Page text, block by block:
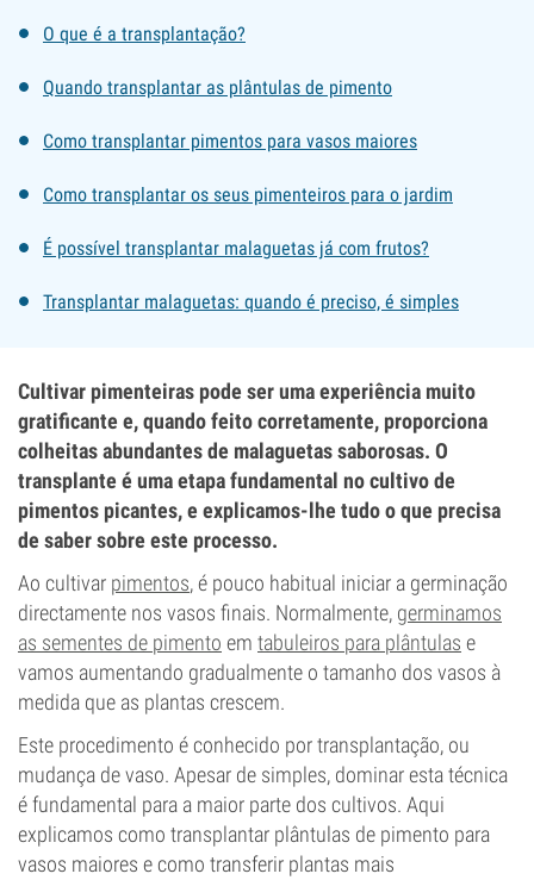
O que é a transplantação?
Quando transplantar as plântulas de pimento
Como transplantar pimentos para vasos maiores
Como transplantar os seus pimenteiros para o jardim
É possível transplantar malaguetas já com frutos?
Transplantar malaguetas: quando é preciso, é simples
Cultivar pimenteiras pode ser uma experiência muito
gratificante e, quando feito corretamente, proporciona
colheitas abundantes de malaguetas saborosas. O
transplante é uma etapa fundamental no cultivo de
pimentos picantes, e explicamos-lhe tudo o que precisa
de saber sobre este processo.
Ao cultivar pimentos, é pouco habitual iniciar a germinação
directamente nos vasos finais. Normalmente, germinamos
as sementes de pimento em tabuleiros para plântulas e
vamos aumentando gradualmente o tamanho dos vasos à
medida que as plantas crescem.
Este procedimento é conhecido por transplantação, ou
mudança de vaso. Apesar de simples, dominar esta técnica
é fundamental para a maior parte dos cultivos. Aqui
explicamos como transplantar plântulas de pimento para
vasos maiores e como transferir plantas mais